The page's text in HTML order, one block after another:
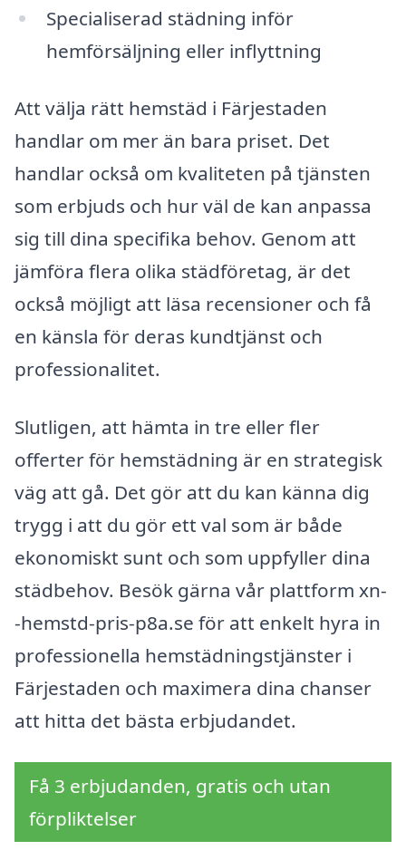
Specialiserad städning inför
hemförsäljning eller inflyttning
Att välja rätt hemstäd i Färjestaden
handlar om mer än bara priset. Det
handlar också om kvaliteten på tjänsten
som erbjuds och hur väl de kan anpassa
sig till dina specifika behov. Genom att
jämföra flera olika städföretag, är det
också möjligt att läsa recensioner och få
en känsla för deras kundtjänst och
professionalitet.
Slutligen, att hämta in tre eller fler
offerter för hemstädning är en strategisk
väg att gå. Det gör att du kan känna dig
trygg i att du gör ett val som är både
ekonomiskt sunt och som uppfyller dina
städbehov. Besök gärna vår plattform xn-
-hemstd-pris-p8a.se för att enkelt hyra in
professionella hemstädningstjänster i
Färjestaden och maximera dina chanser
att hitta det bästa erbjudandet.
Få 3 erbjudanden, gratis och utan
förpliktelser